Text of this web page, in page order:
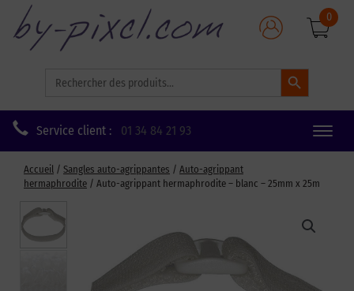
for:
Search Button
0
Service client : 01 34 84 21 93
Toggle
Accueil / Sangles auto-agrippantes / Auto-agrippant
hermaphrodite / Auto-agrippant hermaphrodite – blanc – 25mm x 25m